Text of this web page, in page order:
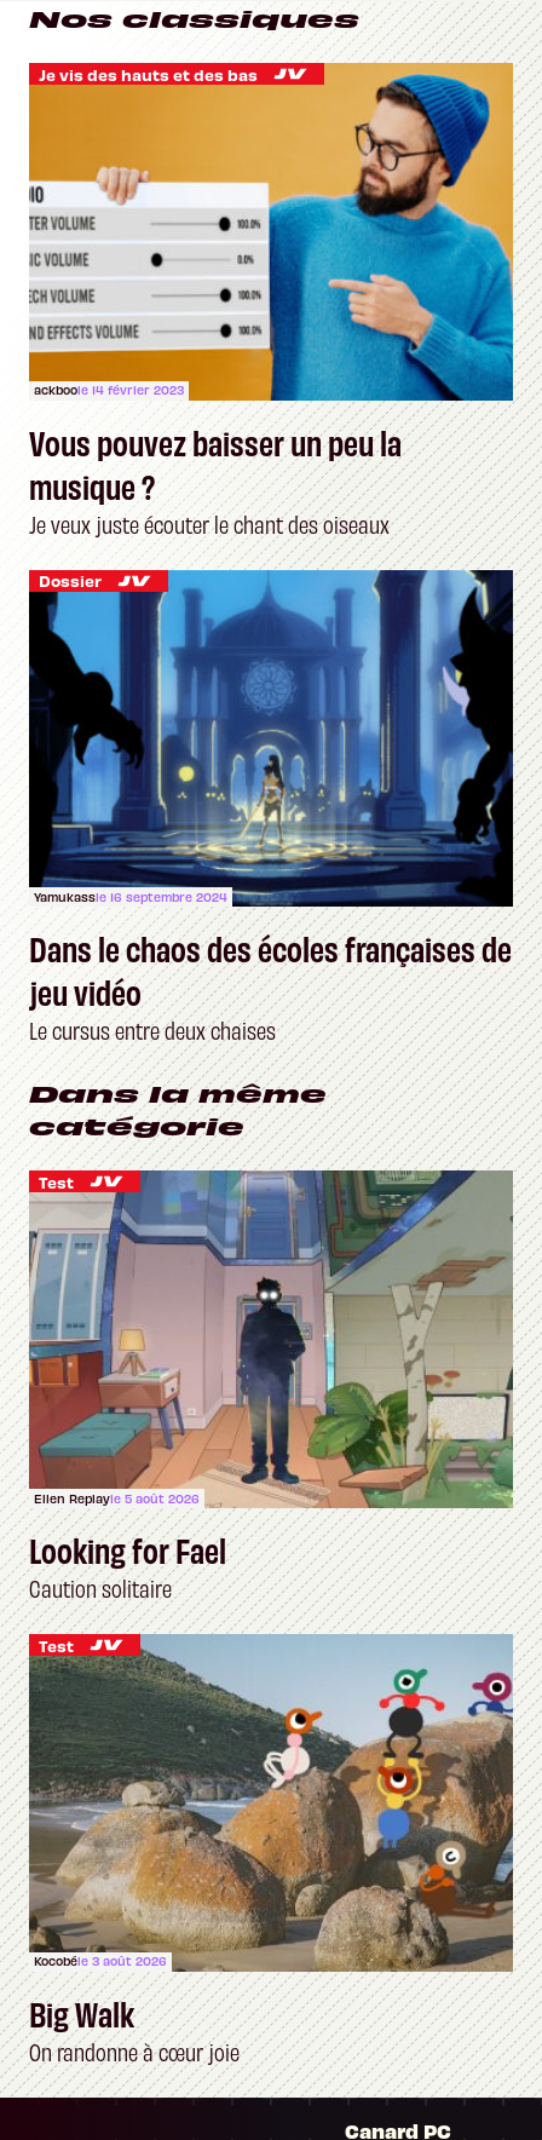
Nos classiques
Je vis des hauts et des bas
ackboole 14 février 2023
Vous pouvez baisser un peu la
musique ?
Je veux juste écouter le chant des oiseaux
Dossier
Yamukassle 16 septembre 2024
Dans le chaos des écoles françaises de
jeu vidéo
Le cursus entre deux chaises
Dans la même
catégorie
Test
Ellen Replayle 5 août 2026
Looking for Fael
Caution solitaire
Test
Kocobéle 3 août 2026
Big Walk
On randonne à cœur joie
Canard PC